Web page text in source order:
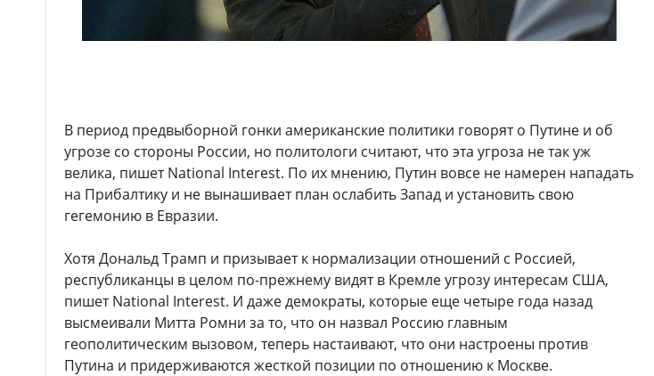
В период предвыборной гонки американские политики говорят о Путине и об
угрозе со стороны России, но политологи считают, что эта угроза не так уж
велика, пишет National Interest. По их мнению, Путин вовсе не намерен нападать
на Прибалтику и не вынашивает план ослабить Запад и установить свою
гегемонию в Евразии.
Хотя Дональд Трамп и призывает к нормализации отношений с Россией,
республиканцы в целом по-прежнему видят в Кремле угрозу интересам США,
пишет National Interest. И даже демократы, которые еще четыре года назад
высмеивали Митта Ромни за то, что он назвал Россию главным
геополитическим вызовом, теперь настаивают, что они настроены против
Путина и придерживаются жесткой позиции по отношению к Москве.